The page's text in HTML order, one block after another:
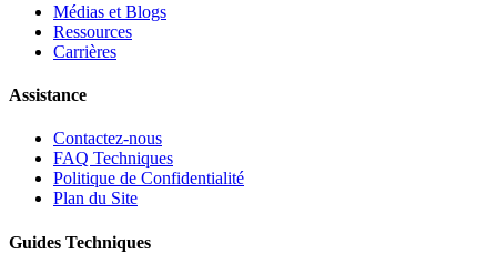
Médias et Blogs
Ressources
Carrières
Assistance
Contactez-nous
FAQ Techniques
Politique de Confidentialité
Plan du Site
Guides Techniques